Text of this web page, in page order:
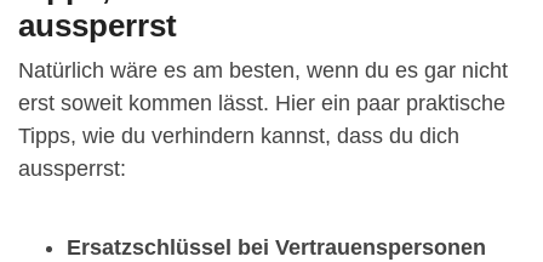
aussperrst
Natürlich wäre es am besten, wenn du es gar nicht
erst soweit kommen lässt. Hier ein paar praktische
Tipps, wie du verhindern kannst, dass du dich
aussperrst:
Ersatzschlüssel bei Vertrauenspersonen